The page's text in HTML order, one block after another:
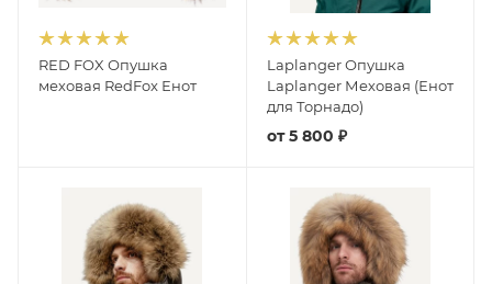
RED FOX Опушка
меховая RedFox Енот
Laplanger Опушка
Laplanger Меховая (Енот
для Торнадо)
от5 800 ₽